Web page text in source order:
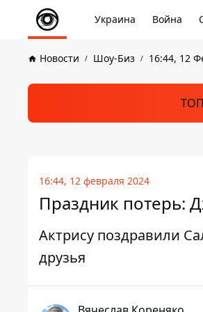
Украина Война
Новости Шоу-Биз 16:44, 12
16:44, 12 февраля 2024
Праздник потерь:
Актрису поздравили
друзья